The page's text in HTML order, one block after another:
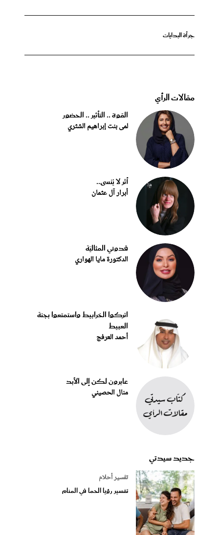
جرأة البدايات
مقالات الرأي
القوة .. التأثير .. الحضور
لمى بنت إبراهيم الشثري
أثر لا يُنسى..
أبرار آل عثمان
قدوتي المثاليّة
الدكتورة مايا الهواري
اتركوا الخرابيط واستمتعوا بجنة
العبيط
أحمد العرفج
عابرون لكن إلى الأبد
منال الحصيني
جديد سيدتي
تفسير أحلام
تفسير رؤيا الحما في المنام